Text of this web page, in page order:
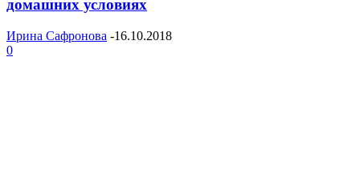
домашних условиях
Ирина Сафронова -16.10.2018
0